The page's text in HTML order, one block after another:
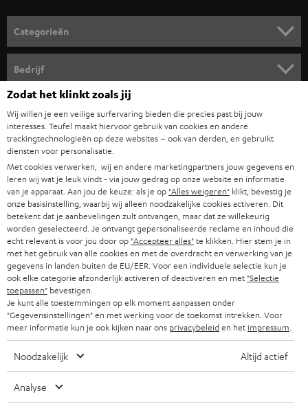
o
r
n
i
e
u
w
s
b
r
i
e
f
Categorieën
COMPLETE SYSTEMEN
SOUNDBARS
HIFI-SPEAKERS
SMART HOME
BLUETOOTH
KOPTELEFOONS
BLUETOOTH KOPTELEFOONS
COMPLETE SETS
SPEAKERS
IN-EAR
Bedrijf
SUPPORT
CARRIÈRE
B2B
PARTNERPROGRAMMA
BLOG
NEWSLETTER
STORES
TEUFEL VOORDELEN
TEUFEL STORY
DUITSLAND
OOSTENRIJK
ZWITSERLAND
NEDERLAND
BELGIË
FRANKRIJK
POLEN
SPANJE
Zodat het klinkt zoals jij
Wij willen je een veilige surfervaring bieden die precies past bij jouw
interesses. Teufel maakt hiervoor gebruik van cookies en andere
trackingtechnologieën op deze websites – ook van derden, en gebruikt
diensten voor personalisatie.
Met cookies verwerken, wij en andere marketingpartners jouw gegevens en
leren wij wat je leuk vindt - via jouw gedrag op onze website en informatie
van je apparaat. Aan jou de keuze: als je op "Alles weigeren" klikt, bevestig je
onze basisinstelling, waarbij wij alleen noodzakelijke cookies activeren. Dit
betekent dat je aanbevelingen zult ontvangen, maar dat ze willekeurig
worden geselecteerd. Je ontvangt gepersonaliseerde reclame en inhoud die
echt relevant is voor jou door op "Accepteer alles"te klikken. Hier stem je in
met het gebruik van alle cookies en met de overdracht en verwerking van je
gegevens in landen buiten de EU/EER. Voor een individuele selectie kun je
ook elke categorie afzonderlijk activeren of deactiveren en met "Selectie
toepassen" bevestigen.
Je kunt alle toestemmingen op elk moment aanpassen onder
"Gegevensinstellingen" en met werking voor de toekomst intrekken. Voor
meer informatie kun je ook kijken naar ons privacybeleiden het impressum
Noodzakelijk Altijd actief
Analyse